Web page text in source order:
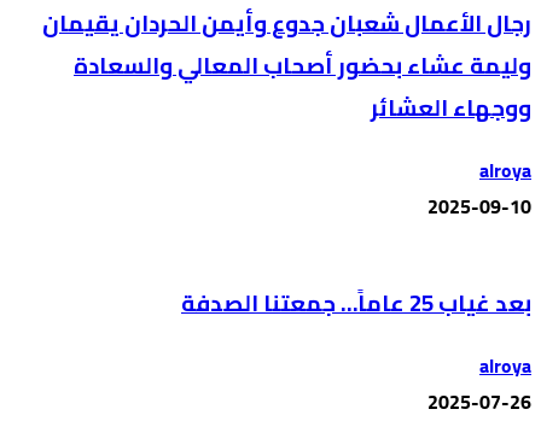
رجال الأعمال شعبان جدوع وأيمن الحردان يقيمان
وليمة عشاء بحضور أصحاب المعالي والسعادة
ووجهاء العشائر
alroya
2025-09-10
بعد غياب 25 عاماً… جمعتنا الصدفة
alroya
2025-07-26